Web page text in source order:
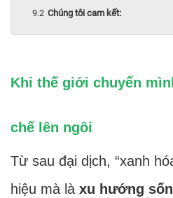
Chúng tôi cam kết:
Khi thế giới chuyển
chế lên ngôi
Từ sau đại dịch, “xanh
hiệu mà là xu hướng